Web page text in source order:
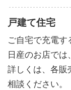
戸建て住宅
ご自宅で充電す
日産のお店では
詳しくは、各販
相談ください。